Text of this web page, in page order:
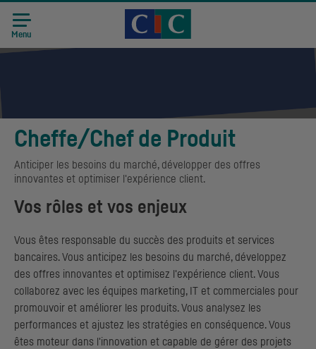
Accueil CIC Recrutement
Menu
Cheffe/Chef de Produit
Anticiper les besoins du marché, développer des offres
innovantes et optimiser l'expérience client.
Vos rôles et vos enjeux
Vous êtes responsable du succès des produits et services
bancaires. Vous anticipez les besoins du marché, développez
des offres innovantes et optimisez l'expérience client. Vous
collaborez avec les équipes marketing, IT et commerciales pour
promouvoir et améliorer les produits. Vous analysez les
performances et ajustez les stratégies en conséquence. Vous
êtes moteur dans l'innovation et capable de gérer des projets